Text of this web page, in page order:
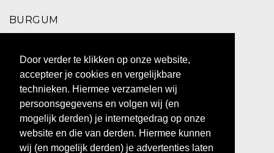
Door verder te klikken op onze website,
accepteer je cookies en vergelijkbare
technieken. Hiermee verzamelen wij
persoonsgegevens en volgen wij (en
mogelijk derden) je internetgedrag op onze
website en die van derden. Hiermee kunnen
wij (en mogelijk derden) je advertenties laten
BURGUM
9251 EC Burgum
0511 469 260
ZUIDHORN
Hoofdstraat 10,